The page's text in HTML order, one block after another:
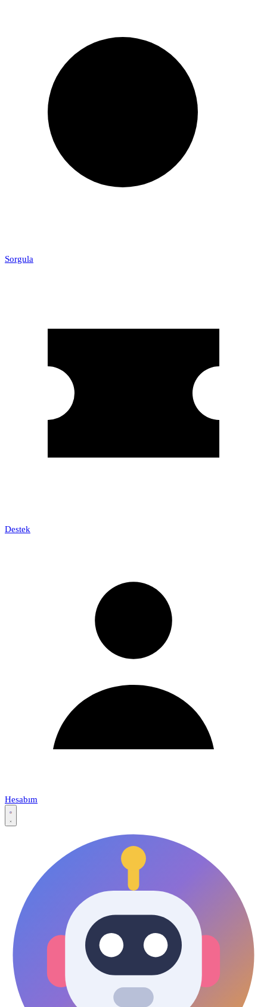
Sorgula
Destek
Hesabım